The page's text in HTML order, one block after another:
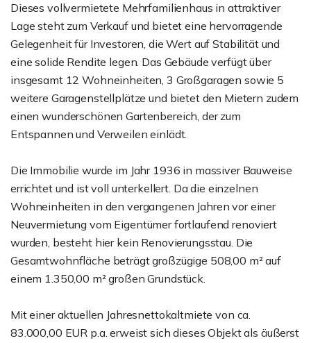
Dieses vollvermietete Mehrfamilienhaus in attraktiver
Lage steht zum Verkauf und bietet eine hervorragende
Gelegenheit für Investoren, die Wert auf Stabilität und
eine solide Rendite legen. Das Gebäude verfügt über
insgesamt 12 Wohneinheiten, 3 Großgaragen sowie 5
weitere Garagenstellplätze und bietet den Mietern zudem
einen wunderschönen Gartenbereich, der zum
Entspannen und Verweilen einlädt.
Die Immobilie wurde im Jahr 1936 in massiver Bauweise
errichtet und ist voll unterkellert. Da die einzelnen
Wohneinheiten in den vergangenen Jahren vor einer
Neuvermietung vom Eigentümer fortlaufend renoviert
wurden, besteht hier kein Renovierungsstau. Die
Gesamtwohnfläche beträgt großzügige 508,00 m² auf
einem 1.350,00 m² großen Grundstück.
Mit einer aktuellen Jahresnettokaltmiete von ca.
83.000,00 EUR p.a. erweist sich dieses Objekt als äußerst